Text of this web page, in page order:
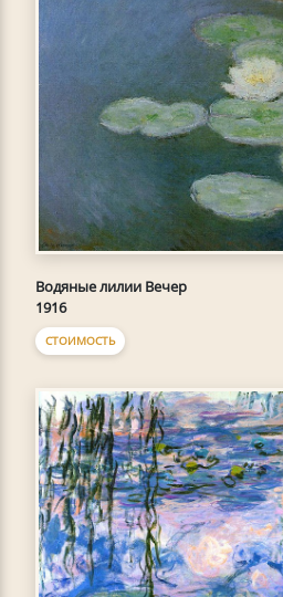
Водяные лилии Вечер
1916
СТОИМОСТЬ